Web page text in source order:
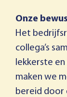
Onze
Het
collega’s
lekkerste
maken we
bereid door